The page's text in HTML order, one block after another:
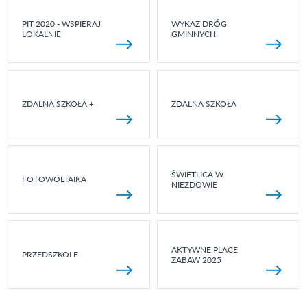
PIT 2020 - WSPIERAJ
LOKALNIE
WYKAZ DRÓG
GMINNYCH
ZDALNA SZKOŁA + ZDALNA SZKOŁA
FOTOWOLTAIKA
ŚWIETLICA W
NIEZDOWIE
PRZEDSZKOLE
AKTYWNE PLACE
ZABAW 2025